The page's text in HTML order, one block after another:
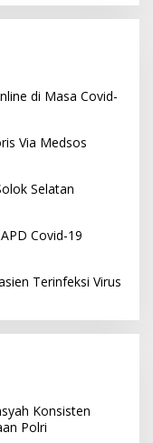
di Masa Covid-
Via Medsos
Selatan
Covid-19
Terinfeksi Virus
Konsisten
Polri